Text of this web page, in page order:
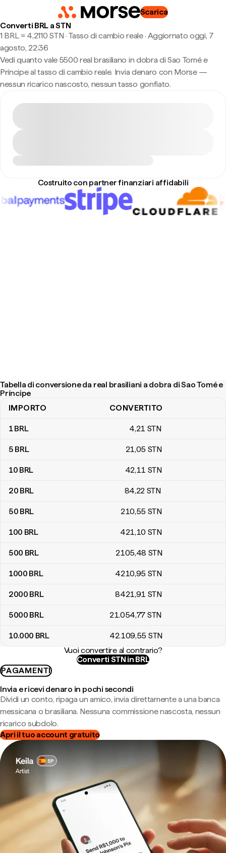
Scarica
Converti BRL a STN
1 BRL ≈ 4,2110 STN · Tasso di cambio reale· Aggiornato oggi, 7
agosto, 22:36
Vedi quanto vale 5500 real brasiliano in dobra di Sao Tomé e
Príncipe al tasso di cambio reale. Invia denaro con Morse —
nessun ricarico nascosto, nessun tasso gonfiato.
Costruito con partner finanziari affidabili
Tabella di conversione da real brasiliani a dobra di Sao Tomé e
Príncipe
Tabella di conversione da real brasiliani a dobra di Sao Tomé e
IMPORTO CONVERTITO
1BRL 4,21 STN
5 BRL 21,05 STN
10 BRL 42,11 STN
20 BRL 84,22 STN
50 BRL 210,55 STN
100 BRL 421,10 STN
500 BRL 2105,48 STN
1000 BRL 4210,95 STN
2000 BRL 8421,91 STN
5000 BRL 21.054,77 STN
10.000 BRL 42.109,55 STN
Vuoi convertire al contrario?
Converti STN in BRL
PAGAMENTI
Invia e ricevi denaro in pochi secondi
Dividi un conto, ripaga un amico, invia direttamente a una banca
messicana o brasiliana. Nessuna commissione nascosta, nessun
ricarico subdolo.
Apri il tuo account gratuito